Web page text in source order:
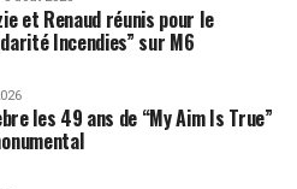
et Renaud réunis pour le
Incendies” sur M6
les 49 ans de “My Aim Is True”